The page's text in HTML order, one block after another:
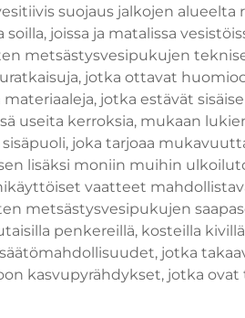
suojaus jalkojen
joissa ja matalissa
metsästysvesipukujen
jotka ottavat
jotka estävät
useita kerroksia, mukaan
joka tarjoaa
lisäksi moniin muihin
vaatteet
metsästysvesipukujen
penkereillä, kosteilla
jotka
kasvupyrähdykset, jotka ovat